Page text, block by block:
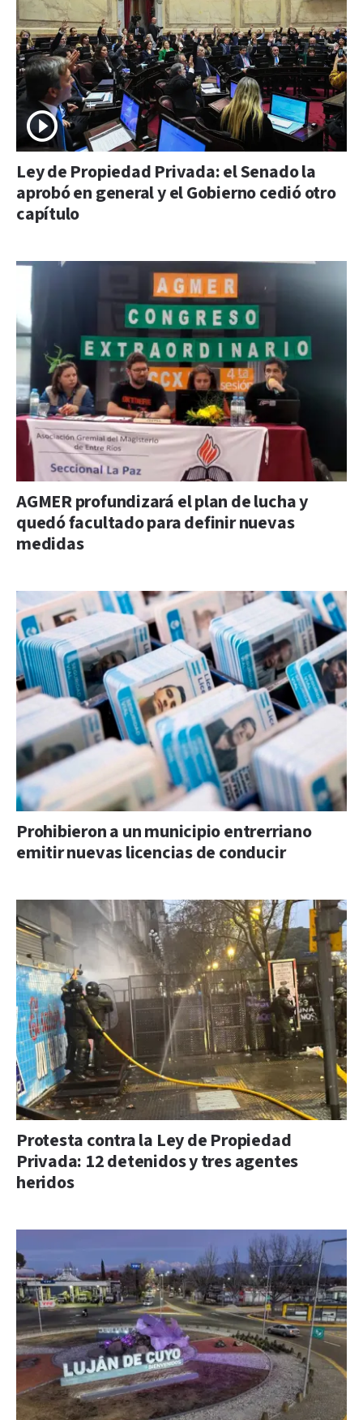
Ley de Propiedad Privada: el Senado la
aprobó en general y el Gobierno cedió otro
capítulo
AGMER profundizará el plan de lucha y
quedó facultado para definir nuevas
medidas
Prohibieron a un municipio entrerriano
emitir nuevas licencias de conducir
Protesta contra la Ley de Propiedad
Privada: 12 detenidos y tres agentes
heridos